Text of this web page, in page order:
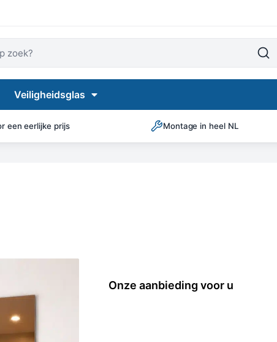
zoek?
Veiligheidsglas
een eerlijke prijs Montage in heel NL
Onze aanbieding voor u